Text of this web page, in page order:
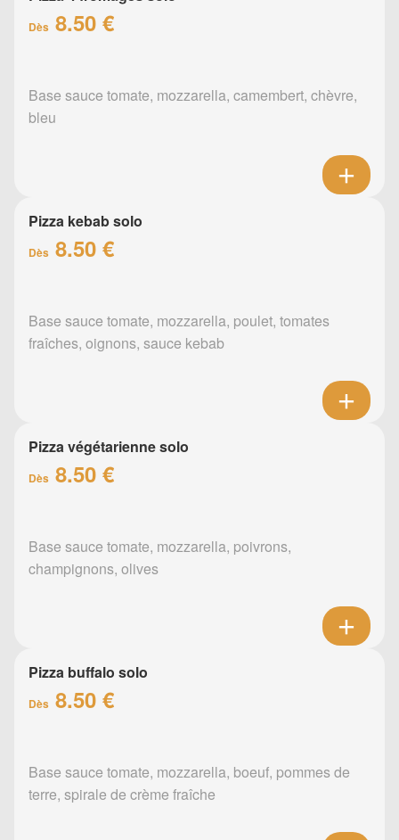
Dès 8.50 €
Base sauce tomate, mozzarella, camembert, chèvre,
bleu
Pizza kebab solo
Dès 8.50 €
Base sauce tomate, mozzarella, poulet, tomates
fraîches, oignons, sauce kebab
Pizza végétarienne solo
Dès 8.50 €
Base sauce tomate, mozzarella, poivrons,
champignons, olives
Pizza buffalo solo
Dès 8.50 €
Base sauce tomate, mozzarella, boeuf, pommes de
terre, spirale de crème fraîche